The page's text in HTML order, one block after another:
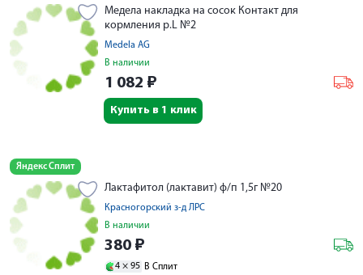
Медела накладка на сосок Контакт для
кормления р.L №2
Medela AG
В наличии
1 082 ₽
Купить в 1 клик
Яндекс Сплит
Лактафитол (лактавит) ф/п 1,5г №20
Красногорский з-д ЛРС
В наличии
380 ₽
4 × 95 В Сплит